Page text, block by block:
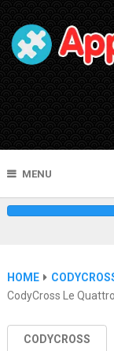
MENU
HOME
CodyCross Le
CODYCROSS